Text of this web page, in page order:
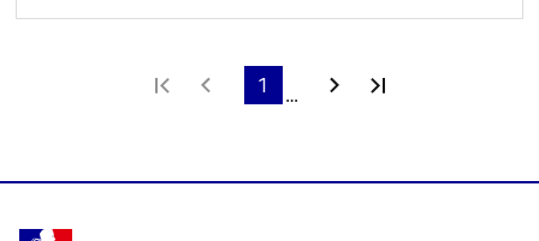
Première page
Page précédente
1 … Page suivante